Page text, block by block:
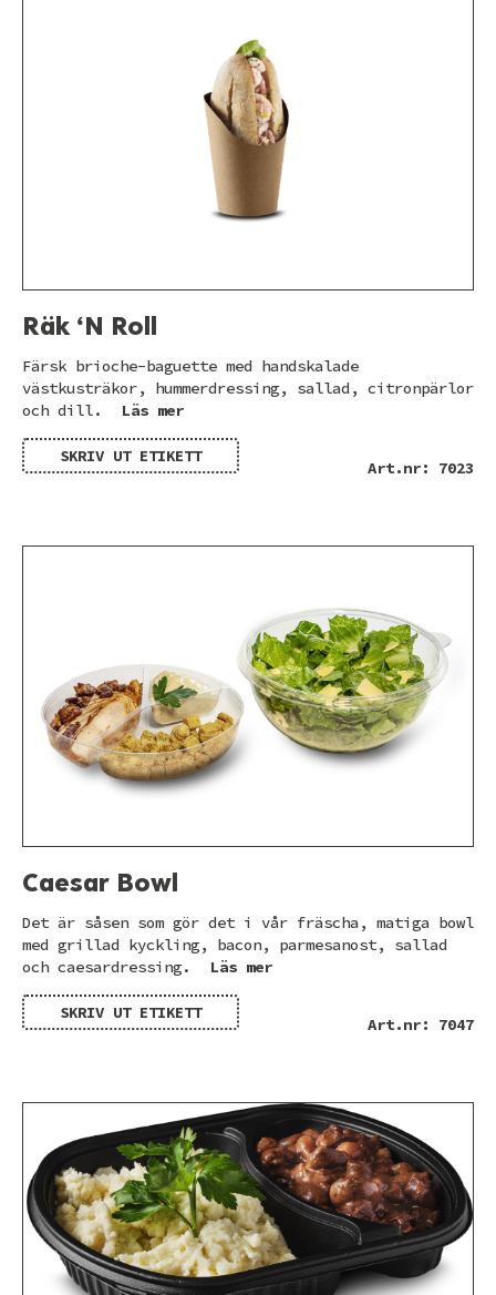
Räk ‘N Roll
Färsk brioche-baguette med handskalade
västkusträkor, hummerdressing, sallad, citronpärlor
och dill.
Läs mer
SKRIV UT ETIKETT
Art.nr: 7023
Caesar Bowl
Det är såsen som gör det i vår fräscha, matiga bowl
med grillad kyckling, bacon, parmesanost, sallad
och caesardressing.
Läs mer
SKRIV UT ETIKETT
Art.nr: 7047